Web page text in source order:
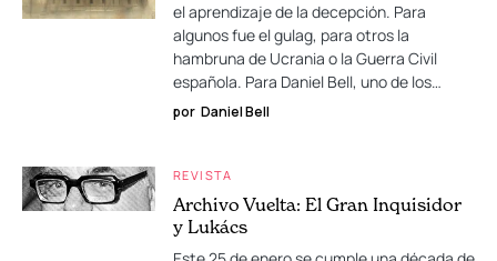
el aprendizaje de la decepción. Para
algunos fue el gulag, para otros la
hambruna de Ucrania o la Guerra Civil
española. Para Daniel Bell, uno de los…
por Daniel Bell
REVISTA
Archivo Vuelta: El Gran Inquisidor
y Lukács